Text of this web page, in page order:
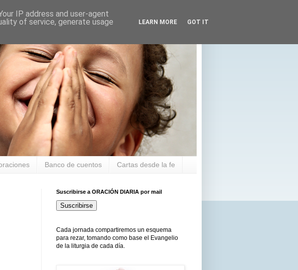
Banco de cuentos Cartas desde la fe
Suscribirse a ORACIÓN DIARIA por mail
Suscribirse
Cada jornada compartiremos un esquema
para rezar, tomando como base el Evangelio
de la liturgia de cada día.
IP address and user-agent
of service, generate usage
LEARN MORE GOT IT